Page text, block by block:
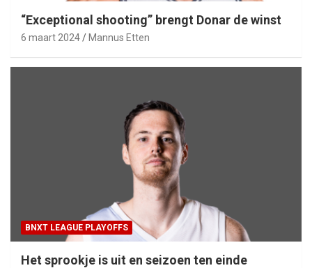
“Exceptional shooting” brengt Donar de winst
6 maart 2024 Mannus Etten
BNXT LEAGUE PLAYOFFS
Het sprookje is uit en seizoen ten einde